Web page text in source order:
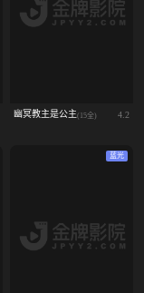
幽冥教主是公主(15全) 4.2
蓝光